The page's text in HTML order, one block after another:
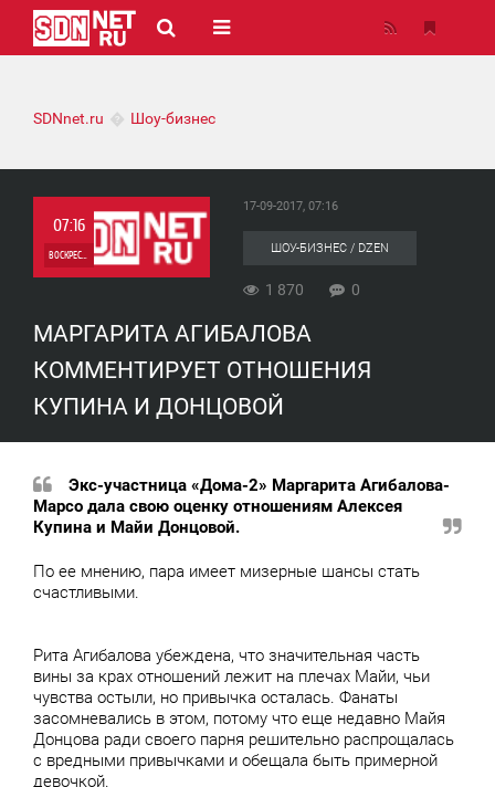
SDNnet.ru Шоу-бизнес
07:16
ВОСКРЕСЕНЬЕ
17-09-2017, 07:16
ШОУ-БИЗНЕС / DZEN
1 870 0
МАРГАРИТА АГИБАЛОВА
КОММЕНТИРУЕТ ОТНОШЕНИЯ
КУПИНА И ДОНЦОВОЙ
Экс-участница «Дома-2» Маргарита Агибалова-
Марсо дала свою оценку отношениям Алексея
Купина и Майи Донцовой.
По ее мнению, пара имеет мизерные шансы стать
счастливыми.
Рита Агибалова убеждена, что значительная часть
вины за крах отношений лежит на плечах Майи, чьи
чувства остыли, но привычка осталась. Фанаты
засомневались в этом, потому что еще недавно Майя
Донцова ради своего парня решительно распрощалась
с вредными привычками и обещала быть примерной
девочкой.